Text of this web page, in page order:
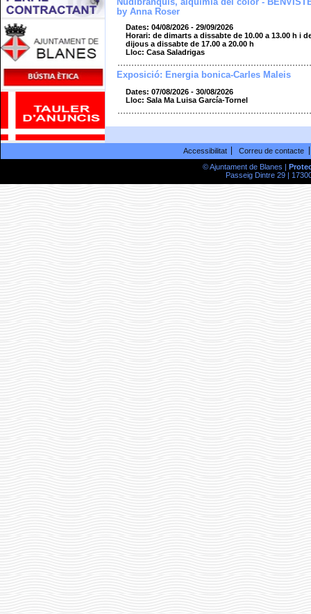
Nudibranquis, alquímia del color -
by Anna Roser
Dates: 04/08/2026 - 29/09/2026
Horari: de dimarts a dissabte de 10.00 a 13.00 h i
dijous a dissabte de 17.00 a 20.00 h
Lloc: Casa Saladrigas
Exposició: Energia bonica-Carles Maleis
Dates: 07/08/2026 - 30/08/2026
Lloc: Sala Ma Luisa García-Tornel
Accessibilitat
Correu de contacte
© Ajuntament de Blanes |
Passeig Dintre 29 |